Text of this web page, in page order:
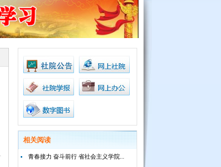
相关阅读
青春接力 奋斗前行 省社会主义学院...